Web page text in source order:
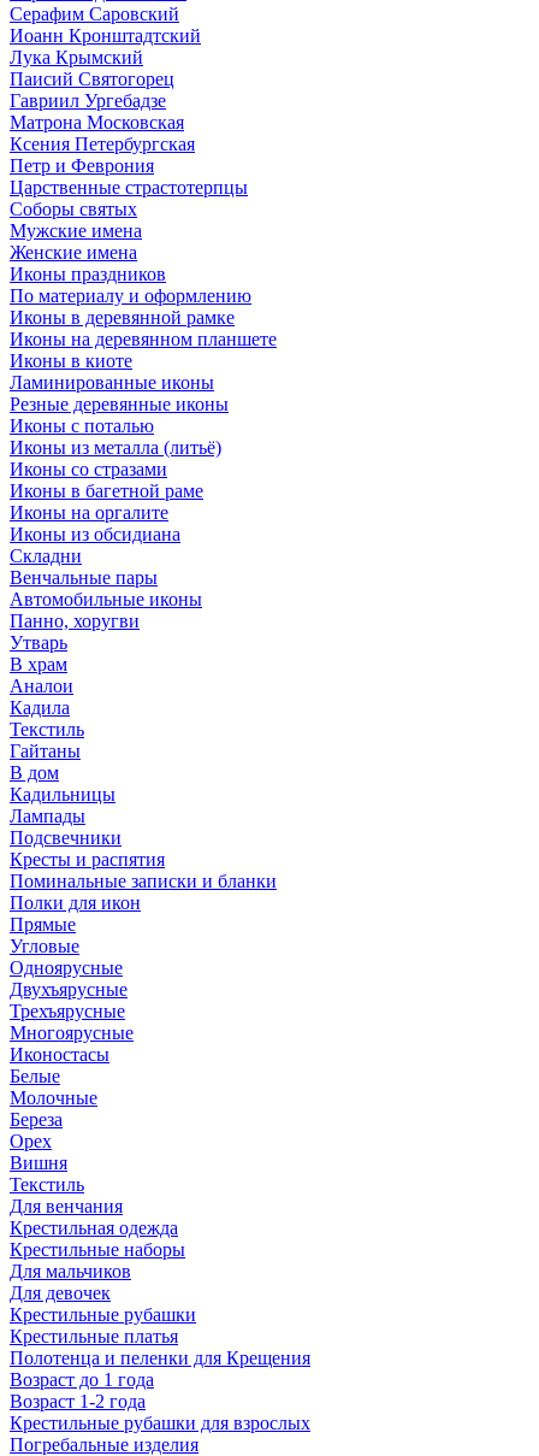
Серафим Саровский
Иоанн Кронштадтский
Лука Крымский
Паисий Святогорец
Гавриил Ургебадзе
Матрона Московская
Ксения Петербургская
Петр и Феврония
Царственные страстотерпцы
Соборы святых
Мужские имена
Женские имена
Иконы праздников
По материалу и оформлению
Иконы в деревянной рамке
Иконы на деревянном планшете
Иконы в киоте
Ламинированные иконы
Резные деревянные иконы
Иконы с поталью
Иконы из металла (литьё)
Иконы со стразами
Иконы в багетной раме
Иконы на оргалите
Иконы из обсидиана
Складни
Венчальные пары
Автомобильные иконы
Панно, хоругви
Утварь
В храм
Аналои
Кадила
Текстиль
Гайтаны
В дом
Кадильницы
Лампады
Подсвечники
Кресты и распятия
Поминальные записки и бланки
Полки для икон
Прямые
Угловые
Одноярусные
Двухъярусные
Трехъярусные
Многоярусные
Иконостасы
Белые
Молочные
Береза
Орех
Вишня
Текстиль
Для венчания
Крестильная одежда
Крестильные наборы
Для мальчиков
Для девочек
Крестильные рубашки
Крестильные платья
Полотенца и пеленки для Крещения
Возраст до 1 года
Возраст 1-2 года
Крестильные рубашки для взрослых
Погребальные изделия